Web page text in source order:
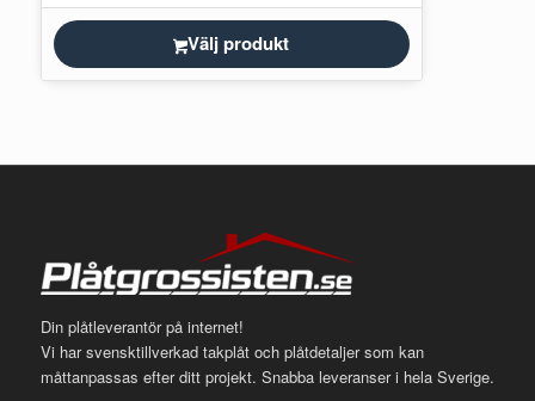
Välj produkt
Din plåtleverantör på internet!
Vi har svensktillverkad takplåt och plåtdetaljer som kan
måttanpassas efter ditt projekt. Snabba leveranser i hela Sverige.